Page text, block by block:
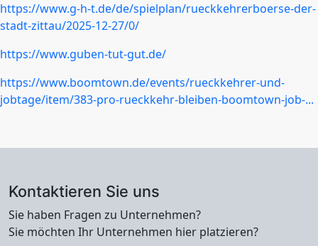
https://www.g-h-t.de/de/spielplan/rueckkehrerboerse-der-
stadt-zittau/2025-12-27/0/
https://www.guben-tut-gut.de/
https://www.boomtown.de/events/rueckkehrer-und-
jobtage/item/383-pro-rueckkehr-bleiben-boomtown-job-...
Kontaktieren Sie uns
Sie haben Fragen zu Unternehmen?
Sie möchten Ihr Unternehmen hier platzieren?